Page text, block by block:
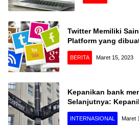
Twitter Memiliki
Platform yang
BERITA Maret 15, 2023
Kepanikan bank
Selanjutnya:
INTERNASIONAL Maret